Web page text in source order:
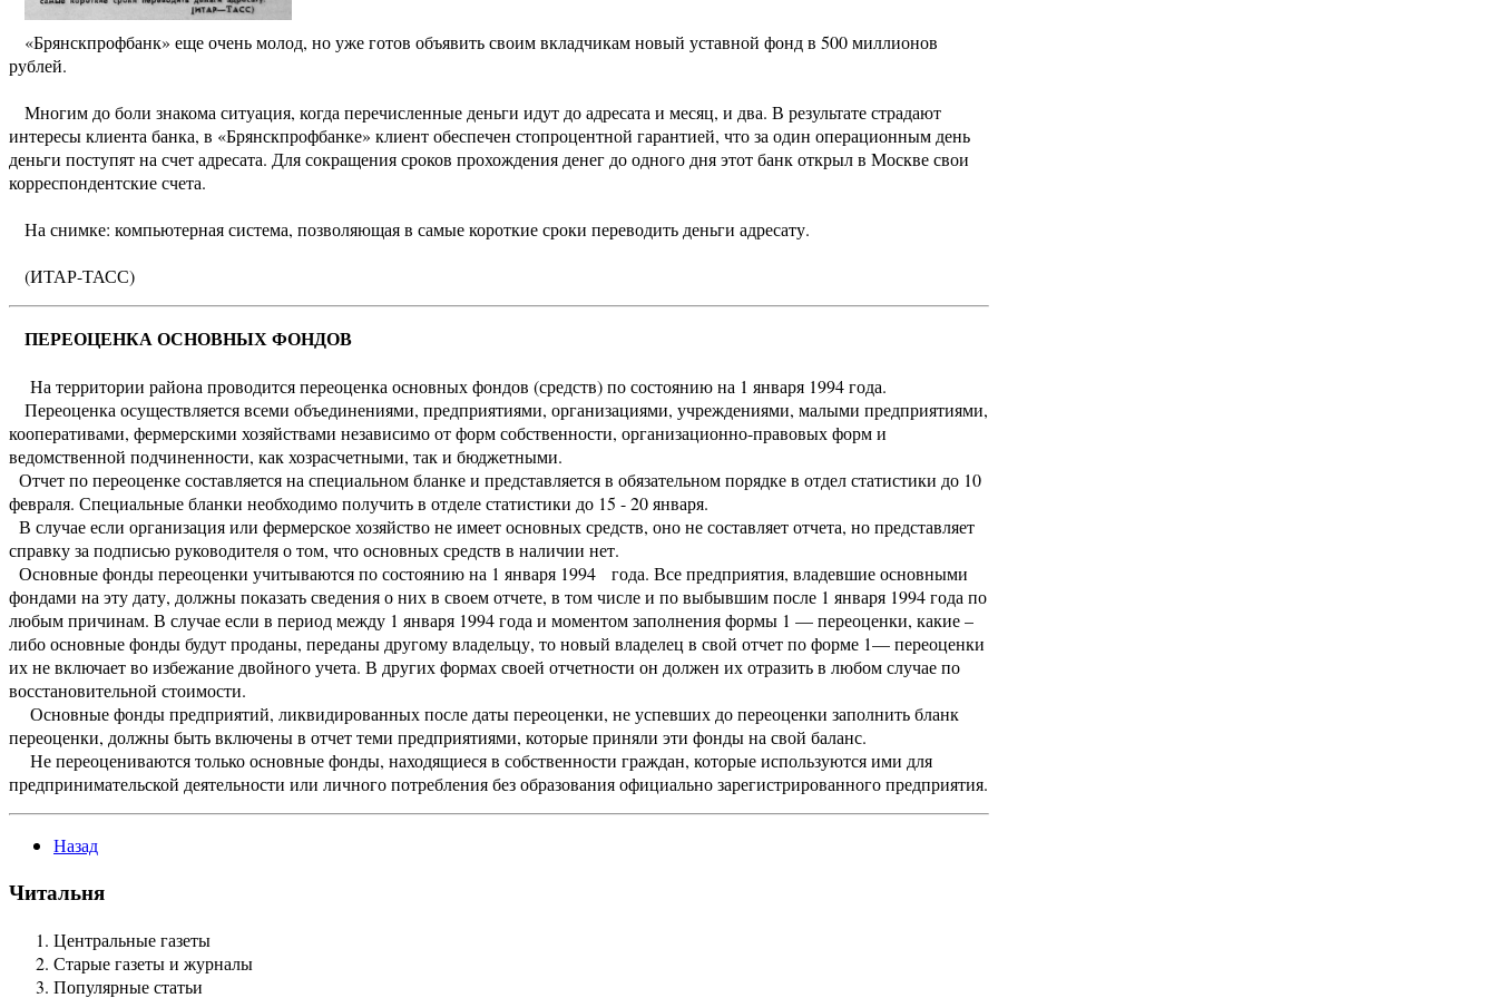
«Брянскпрофбанк» еще очень молод, но уже готов объявить своим вкладчикам новый уставной фонд в 500 миллионов
рублей.
Многим до боли знакома ситуация, когда перечисленные деньги идут до адресата и месяц, и два. В результате страдают
интересы клиента банка, в «Брянскпрофбанке» клиент обеспечен стопроцентной гарантией, что за один операционным день
деньги поступят на счет адресата. Для сокращения сроков прохождения денег до одного дня этот банк открыл в Москве свои
корреспондентские счета.
На снимке: компьютерная система, позволяющая в самые короткие сроки переводить деньги адресату.
(ИТАР-ТАСС)
ПЕРЕОЦЕНКА ОСНОВНЫХ ФОНДОВ
На территории района проводится переоценка основных фондов (средств) по состоянию на 1 января 1994 года.
Переоценка осуществляется всеми объединениями, предприятиями, организациями, учреждениями, малыми предприятиями,
кооперативами, фермерскими хозяйствами независимо от форм собственности, организационно-правовых форм и
ведомственной подчиненности, как хозрасчетными, так и бюджетными.
Отчет по переоценке составляется на специальном бланке и представляется в обязательном порядке в отдел статистики до 10
февраля. Специальные бланки необходимо получить в отделе статистики до 15 - 20 января.
В случае если организация или фермерское хозяйство не имеет основных средств, оно не составляет отчета, но представляет
справку за подписью руководителя о том, что основных средств в наличии нет.
Основные фонды переоценки учитываются по состоянию на 1 января 1994 года. Все предприятия, владевшие основными
фондами на эту дату, должны показать сведения о них в своем отчете, в том числе и по выбывшим после 1 января 1994 года по
любым причинам. В случае если в период между 1 января 1994 года и моментом заполнения формы 1 — переоценки, какие –
либо основные фонды будут проданы, переданы другому владельцу, то новый владелец в свой отчет по форме 1— переоценки
их не включает во избежание двойного учета. В других формах своей отчетности он должен их отразить в любом случае по
восстановительной стоимости.
Основные фонды предприятий, ликвидированных после даты переоценки, не успевших до переоценки заполнить бланк
переоценки, должны быть включены в отчет теми предприятиями, которые приняли эти фонды на свой баланс.
Не переоцениваются только основные фонды, находящиеся в собственности граждан, которые используются ими для
предпринимательской деятельности или личного потребления без образования официально зарегистрированного предприятия.
Назад
Читальня
Центральные газеты
Старые газеты и журналы
Популярные статьи